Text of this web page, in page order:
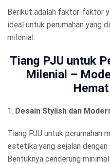
Berikut adalah faktor-faktor
ideal untuk perumahan yang
milenial:
Tiang PJU untuk
Milenial –
1. Desain Stylish dan
Tiang PJU untuk perumahan
estetika yang sejalan
Bentuknya cenderung